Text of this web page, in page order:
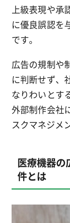
上級表現や承
に優良誤認を
です。
広告の規制や
に判断せず、
なりわいとす
外部制作会社
スクマネジメ
医療機器の
件とは